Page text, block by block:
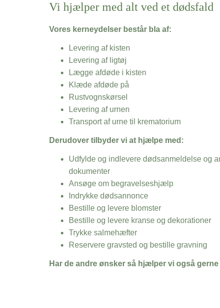
Vi hjælper med alt ved et dødsfald
Vores kerneydelser består bla af:
Levering af kisten
Levering af ligtøj
Lægge afdøde i kisten
Klæde afdøde på
Rustvognskørsel
Levering af urnen
Transport af urne til krematorium
Derudover tilbyder vi at hjælpe med:
Udfylde og indlevere dødsanmeldelse og
dokumenter
Ansøge om begravelseshjælp
Indrykke dødsannonce
Bestille og levere blomster
Bestille og levere kranse og dekorationer
Trykke salmehæfter
Reservere gravsted og bestille gravning
Har de andre ønsker så hjælper vi også gerne